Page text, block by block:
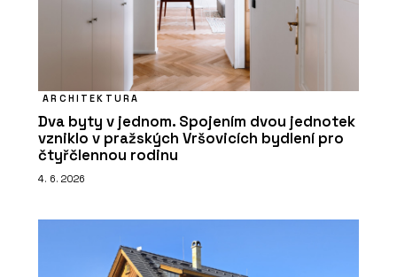
ARCHITEKTURA
Dva byty v jednom. Spojením dvou jednotek
vzniklo v pražských Vršovicích bydlení pro
čtyřčlennou rodinu
4. 6. 2026